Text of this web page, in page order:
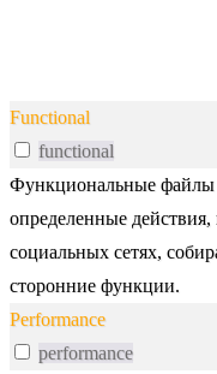
Functional
functional
Функциональные файлы
определенные действия,
социальных сетях,
сторонние функции.
Performance
performance